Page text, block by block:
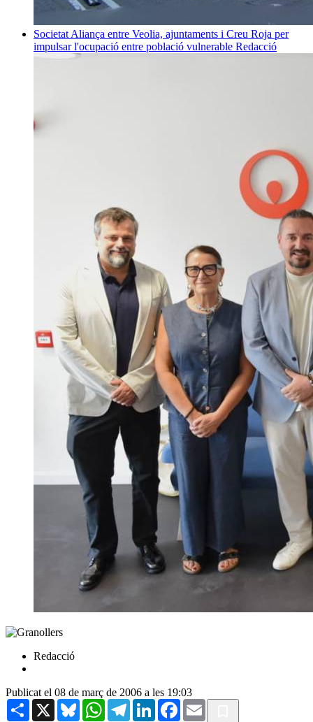
Societat Aliança entre Veolia, ajuntaments i Creu Roja per
impulsar l'ocupació entre població vulnerable Redacció
Redacció
Publicat el 08 de març de 2006 a les 19:03
Share X BlueskyWhatsAppTelegramLinkedInFacebook
Email